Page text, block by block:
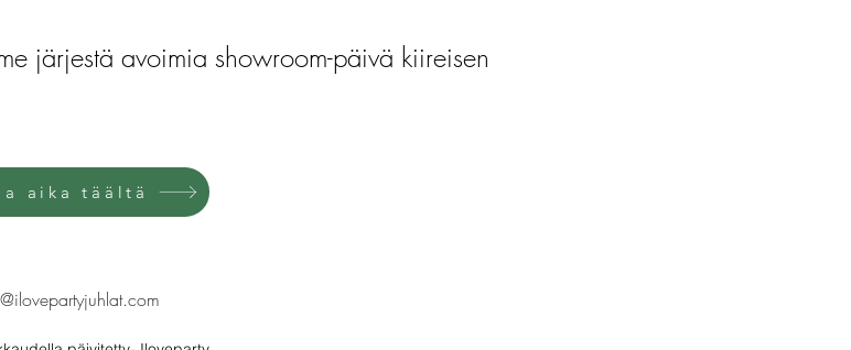
järjestä avoimia showroom-päivä kiireisen
aika täältä